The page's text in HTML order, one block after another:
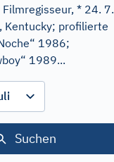
* 24. 7.
Kentucky; profilierte
1986;
1989...
Suchen